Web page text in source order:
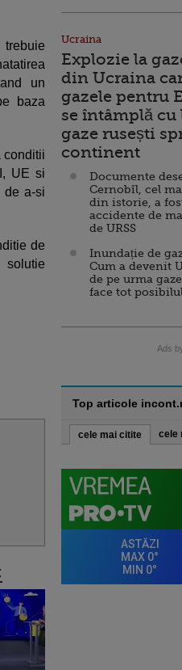
un
baza
conditii
UE si
de a-si
de
Ucraina
Explozie la
din Ucraina
gazele pentru
se întâmplă
gaze rusești
continent
Documente
Cernobîl, cel
din istorie, a
accidente de
de URSS
Inundație de
Cum a devenit
de pe urma
face tot
Ads
Top articole
cele mai citite cele